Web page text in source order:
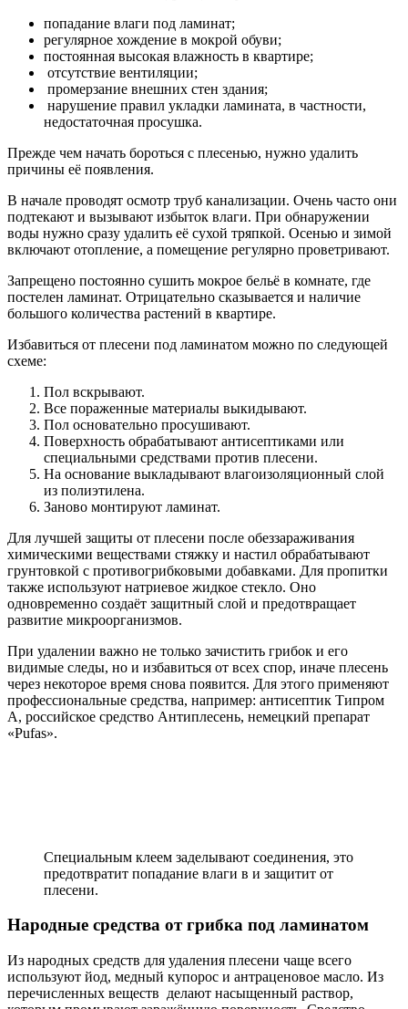
попадание влаги под ламинат;
регулярное хождение в мокрой обуви;
постоянная высокая влажность в квартире;
отсутствие вентиляции;
промерзание внешних стен здания;
нарушение правил укладки ламината, в частности,
недостаточная просушка.
Прежде чем начать бороться с плесенью, нужно удалить
причины её появления.
В начале проводят осмотр труб канализации. Очень часто они
подтекают и вызывают избыток влаги. При обнаружении
воды нужно сразу удалить её сухой тряпкой. Осенью и зимой
включают отопление, а помещение регулярно проветривают.
Запрещено постоянно сушить мокрое бельё в комнате, где
постелен ламинат. Отрицательно сказывается и наличие
большого количества растений в квартире.
Избавиться от плесени под ламинатом можно по следующей
схеме:
Пол вскрывают.
Все пораженные материалы выкидывают.
Пол основательно просушивают.
Поверхность обрабатывают антисептиками или
специальными средствами против плесени.
На основание выкладывают влагоизоляционный слой
из полиэтилена.
Заново монтируют ламинат.
Для лучшей защиты от плесени после обеззараживания
химическими веществами стяжку и настил обрабатывают
грунтовкой с противогрибковыми добавками. Для пропитки
также используют натриевое жидкое стекло. Оно
одновременно создаёт защитный слой и предотвращает
развитие микроорганизмов.
При удалении важно не только зачистить грибок и его
видимые следы, но и избавиться от всех спор, иначе плесень
через некоторое время снова появится. Для этого применяют
профессиональные средства, например: антисептик Типром
А, российское средство Антиплесень, немецкий препарат
«Pufas».
Специальным клеем заделывают соединения, это
предотвратит попадание влаги в и защитит от
плесени.
Народные средства от грибка под ламинатом
Из народных средств для удаления плесени чаще всего
используют йод, медный купорос и антраценовое масло. Из
перечисленных веществ делают насыщенный раствор,